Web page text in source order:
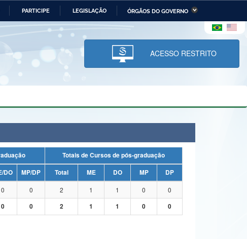
PARTICIPE LEGISLAÇÃO ÓRGÃOS DO GOVERNO
Ministério da Economia Ministério da Infraestrutura
Ministério da Ciência,
Tecnologia, Inovações e
Comunicações
e dos Direitos Humanos
Planalto
ACESSO RESTRITO
de pós-graduação
Totais de Cursos de pós-graduação
DO MP/DP Total ME DO MP
DP
0 0 2 1 1 0
0
0 0 2 1 1 0 0